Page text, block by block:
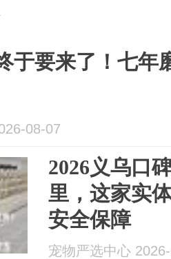
于要来了！七年
08-07
2026义乌口
里，这家实
安全保障
宠物严选中心